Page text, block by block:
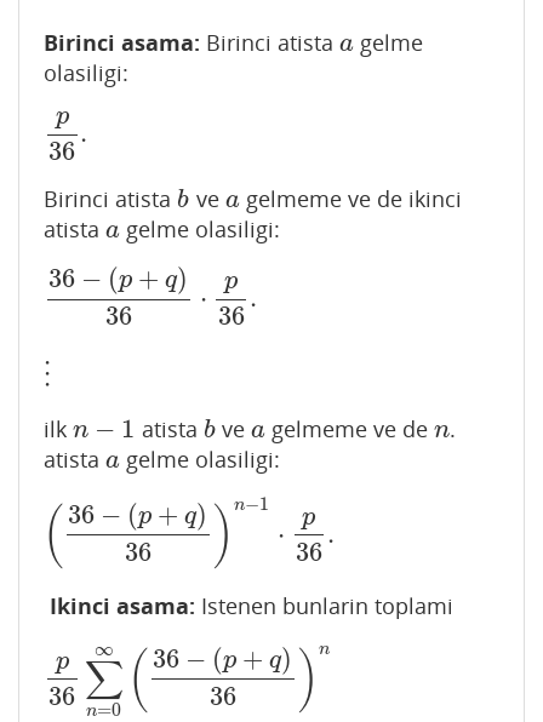
Birinci asama: Birinci atista a
a gelme
olasiligi:
p
36
.
p36.
Birinci atista b
b ve a
agelmeme ve de ikinci
atista a
a gelme olasiligi:
36 − (p + q)
36
⋅
p
36
.
36−(p+q)36⋅p36.
⋮⋮
ilk n − 1
n−1 atista b
b vea
a gelmeme ve den
n.
atista a
a gelme olasiligi:
( 36 − (p + q)
36
) n−1
⋅
p
36
.
(36−(p+q)36)n − 36 .
Ikinci asama: Istenen bunlarin toplami
p
36 ∑
n=0
∞ ( 36 − (p + q)
36
) n
p36 ∑n=0 ∞ 36−(p +q) 36 )n= p36